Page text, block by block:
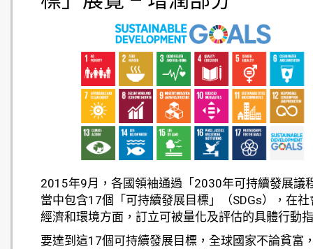
2015年9月，各國領袖通過「2030年可持續發展議
當中包含17個「可持續發展目標」（SDGs），在社
經濟和環境方面，訂立可被量化及評估的具體行動
要達到這17個可持續發展目標，全球國家不論貧富